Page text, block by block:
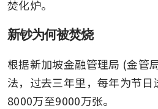
焚化炉。
新钞为何被焚烧
根据新加坡金融管理局 (金管
法，过去三年里，每年为节
8000万至9000万张。